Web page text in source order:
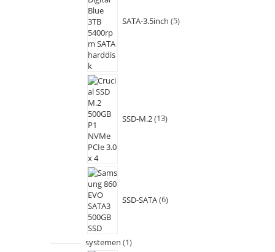
SATA-3.5inch 5
SSD-M.2 13
SSD-SATA 6
systemen 1